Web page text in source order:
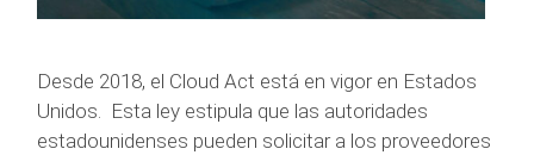
Desde 2018, el Cloud Act está en vigor en Estados
Unidos. Esta ley estipula que las autoridades
estadounidenses pueden solicitar a los proveedores